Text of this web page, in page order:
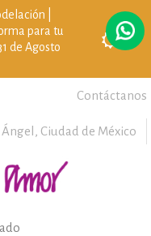
|
para tu
de Agosto
Contáctanos
Ciudad de México